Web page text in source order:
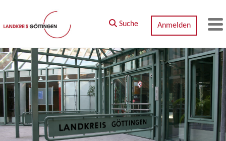
Zum Hauptinhalt springen
Suche Anmelden